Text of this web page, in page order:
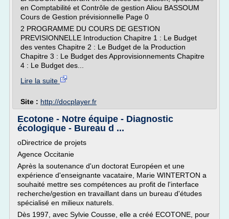
en Comptabilité et Contrôle de gestion Aliou BASSOUM
Cours de Gestion prévisionnelle Page 0
2 PROGRAMME DU COURS DE GESTION
PREVISIONNELLE Introduction Chapitre 1 : Le Budget
des ventes Chapitre 2 : Le Budget de la Production
Chapitre 3 : Le Budget des Approvisionnements Chapitre
4 : Le Budget des...
Lire la suite
Site : http://docplayer.fr
Ecotone - Notre équipe - Diagnostic
écologique - Bureau d ...
oDirectrice de projets
Agence Occitanie
Après la soutenance d'un doctorat Européen et une
expérience d'enseignante vacataire, Marie WINTERTON a
souhaité mettre ses compétences au profit de l'interface
recherche/gestion en travaillant dans un bureau d'études
spécialisé en milieux naturels.
Dès 1997, avec Sylvie Cousse, elle a créé ECOTONE, pour